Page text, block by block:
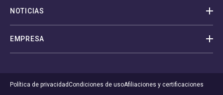
NOTICIAS
EMPRESA
Política de privacidadCondiciones de usoAfiliaciones y certificaciones